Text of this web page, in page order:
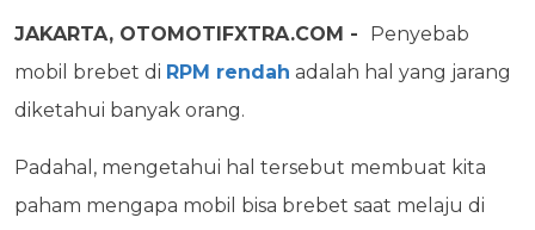
JAKARTA, OTOMOTIFXTRA.COM - Penyebab
mobil brebet di RPM rendah adalah hal yang jarang
diketahui banyak orang.
Padahal, mengetahui hal tersebut membuat kita
paham mengapa mobil bisa brebet saat melaju di